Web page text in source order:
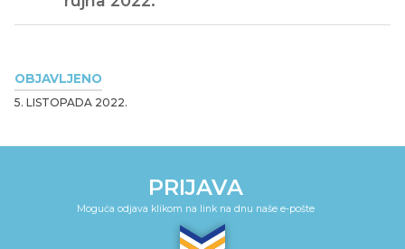
OBJAVLJENO
5. LISTOPADA 2022.
PRIJAVA
Moguća odjava klikom na link na dnu naše e-pošte